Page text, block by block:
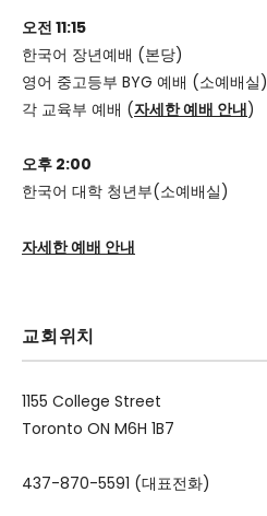
오전 11:15
한국어 장년예배 (본당)
영어 중고등부 BYG 예배 (소예배실)
각 교육부 예배 (자세한 예배 안내)
오후 2:00
한국어 대학 청년부(소예배실)
자세한 예배 안내
교회위치
1155 College Street
Toronto ON M6H 1B7
437-870-5591 (대표전화)